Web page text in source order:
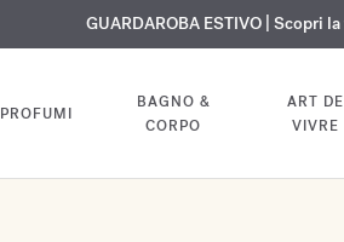
ESCLUSIVO | Scopri la nuova
INCISIONE GRATUITA | Su tutte le
GUARDAROBA ESTIVO | Scopri
PROFUMI
BAGNO &
CORPO
ART DE
VIVRE